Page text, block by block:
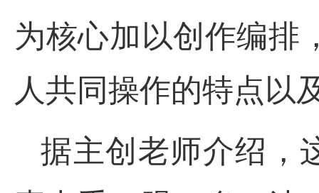
为核心加以创作编排
人共同操作的特点以
据主创老师介绍，